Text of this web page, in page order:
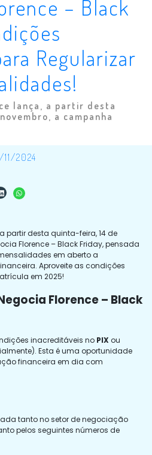
– Black
Regularizar
lança, a partir desta
a campanha
11/2024
partir desta quinta-feira, 14 de
Florence – Black Friday, pensada
em aberto a
Aproveite as condições
em 2025!
Florence – Black
inacreditáveis no PIX ou
Esta é uma oportunidade
financeira em dia com
tanto no setor de negociação
pelos seguintes números de